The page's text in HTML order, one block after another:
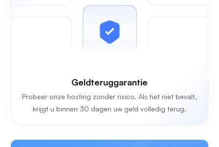
Geldteruggarantie
Probeer onze hosting zonder risico. Als het niet bevalt,
krijgt u binnen 30 dagen uw geld volledig terug.